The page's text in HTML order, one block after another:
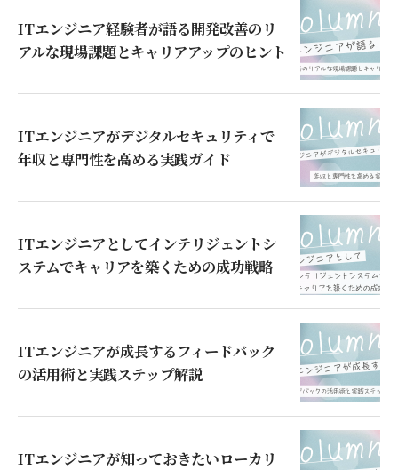
ITエンジニア経験者が語る開発改善のリ
アルな現場課題とキャリアアップのヒント
ITエンジニアがデジタルセキュリティで
年収と専門性を高める実践ガイド
ITエンジニアとしてインテリジェントシ
ステムでキャリアを築くための成功戦略
ITエンジニアが成長するフィードバック
の活用術と実践ステップ解説
ITエンジニアが知っておきたいローカリ